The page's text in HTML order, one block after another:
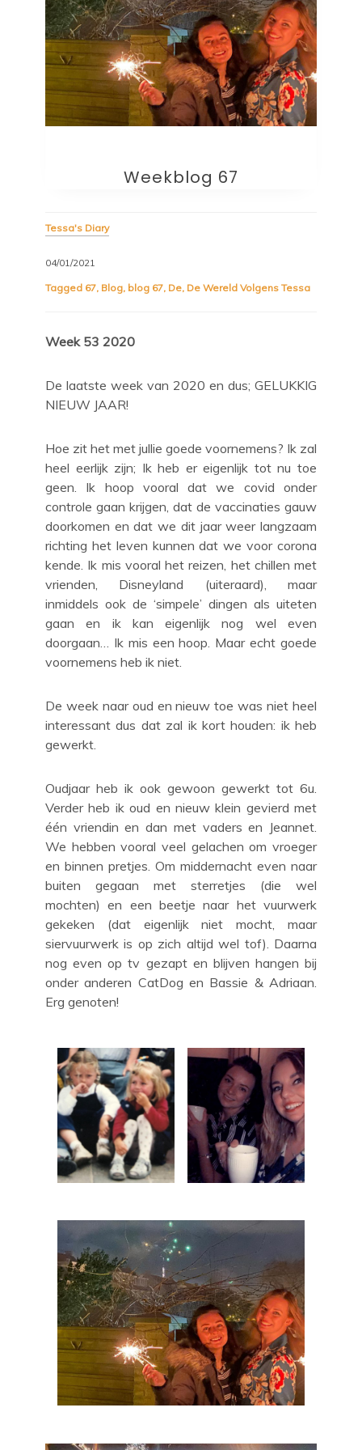
Weekblog 67
Tessa's Diary
04/01/2021
Tagged 67, Blog, blog 67, De, De Wereld Volgens Tessa
Week 53 2020
De laatste week van 2020 en dus; GELUKKIG
NIEUW JAAR!
Hoe zit het met jullie goede voornemens? Ik zal
heel eerlijk zijn; Ik heb er eigenlijk tot nu toe
geen. Ik hoop vooral dat we covid onder
controle gaan krijgen, dat de vaccinaties gauw
doorkomen en dat we dit jaar weer langzaam
richting het leven kunnen dat we voor corona
kende. Ik mis vooral het reizen, het chillen met
vrienden, Disneyland (uiteraard), maar
inmiddels ook de ‘simpele’ dingen als uiteten
gaan en ik kan eigenlijk nog wel even
doorgaan… Ik mis een hoop. Maar echt goede
voornemens heb ik niet.
De week naar oud en nieuw toe was niet heel
interessant dus dat zal ik kort houden: ik heb
gewerkt.
Oudjaar heb ik ook gewoon gewerkt tot 6u.
Verder heb ik oud en nieuw klein gevierd met
één vriendin en dan met vaders en Jeannet.
We hebben vooral veel gelachen om vroeger
en binnen pretjes. Om middernacht even naar
buiten gegaan met sterretjes (die wel
mochten) en een beetje naar het vuurwerk
gekeken (dat eigenlijk niet mocht, maar
siervuurwerk is op zich altijd wel tof). Daarna
nog even op tv gezapt en blijven hangen bij
onder anderen CatDog en Bassie & Adriaan.
Erg genoten!